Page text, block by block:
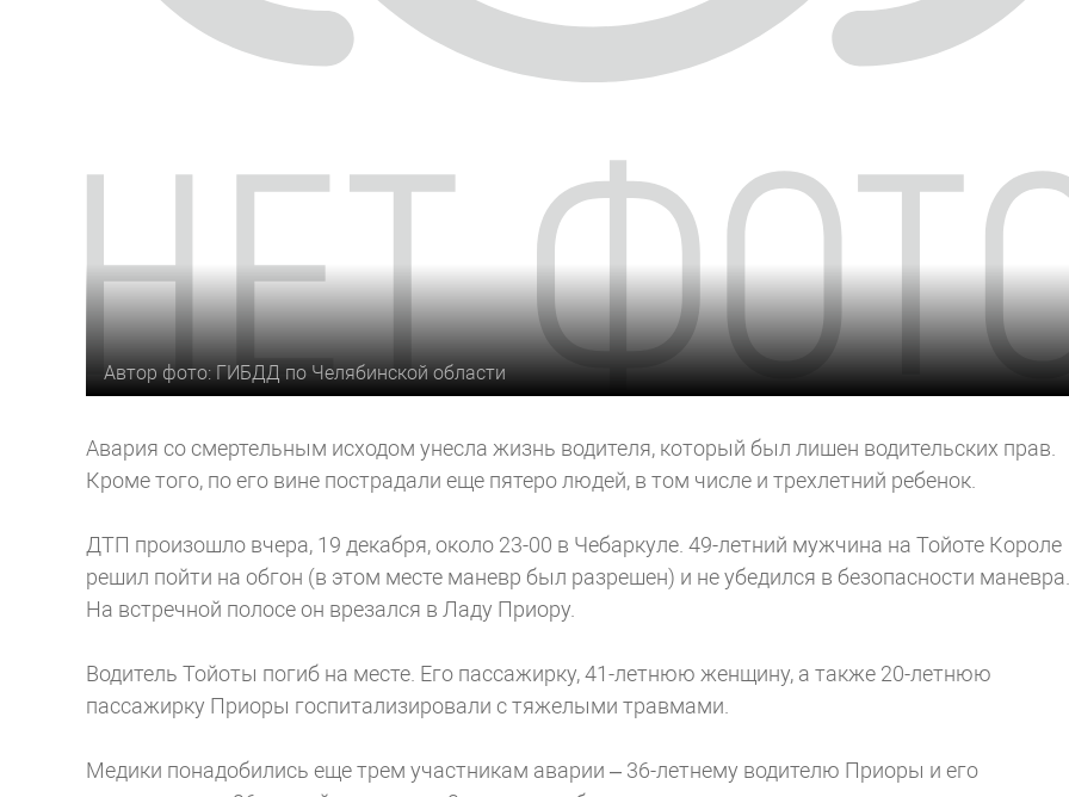
Автор фото: ГИБДД по Челябинской области
Авария со смертельным исходом унесла жизнь водителя, который был лишен водительских прав.
Кроме того, по его вине пострадали еще пятеро людей, в том числе и трехлетний ребенок.
ДТП произошло вчера, 19 декабря, около 23-00 в Чебаркуле. 49-летний мужчина на Тойоте Короле
решил пойти на обгон (в этом месте маневр был разрешен) и не убедился в безопасности маневра.
На встречной полосе он врезался в Ладу Приору.
Водитель Тойоты погиб на месте. Его пассажирку, 41-летнюю женщину, а также 20-летнюю
пассажирку Приоры госпитализировали с тяжелыми травмами.
Медики понадобились еще трем участникам аварии – 36-летнему водителю Приоры и его